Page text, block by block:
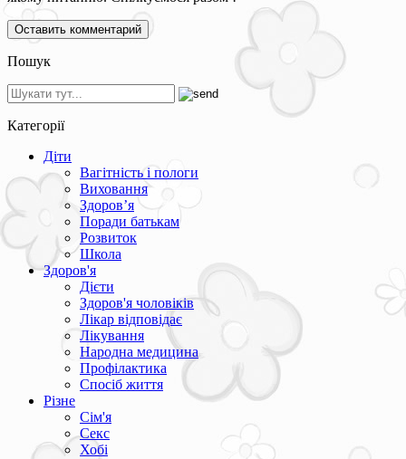
Пошук
Категорії
Діти
Вагітність і пологи
Виховання
Здоров’я
Поради батькам
Розвиток
Школа
Здоров'я
Дієти
Здоров'я чоловіків
Лікар відповідає
Лікування
Народна медицина
Профілактика
Спосіб життя
Різне
Сім'я
Секс
Хобі